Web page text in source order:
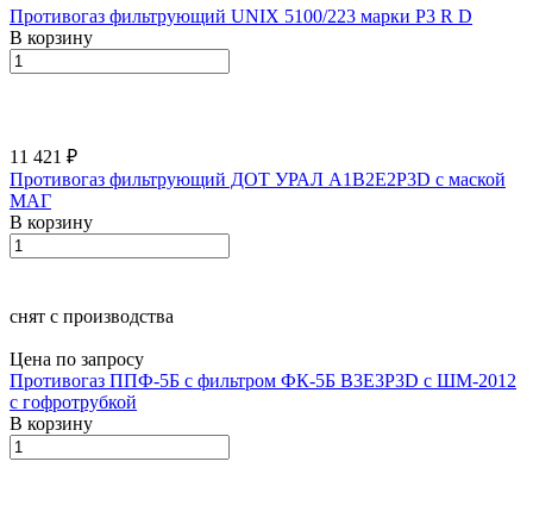
Противогаз фильтрующий UNIX 5100/223 марки Р3 R D
В корзину
11 421 ₽
Противогаз фильтрующий ДОТ УРАЛ A1В2Е2Р3D с маской
МАГ
В корзину
снят с производства
Цена по запросу
Противогаз ППФ-5Б с фильтром ФК-5Б В3Е3Р3D с ШМ-2012
с гофротрубкой
В корзину